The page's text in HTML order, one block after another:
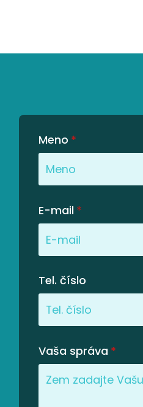
Meno *
E-mail *
Tel. číslo
Vaša správa *